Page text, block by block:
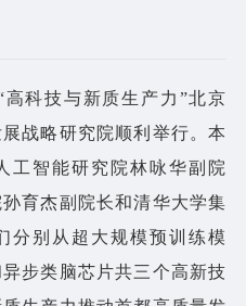
高科技与新质生产力”北京
战略研究院顺利举行。本
工智能研究院林咏华副院
育杰副院长和清华大学集
分别从超大规模预训练模
步类脑芯片共三个高新技